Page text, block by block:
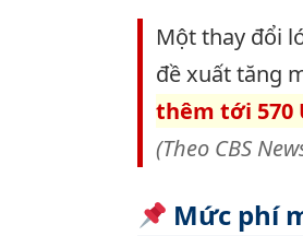
Một thay đổi
đề xuất tăng
thêm tới 570
(Theo CBS
Mức phí